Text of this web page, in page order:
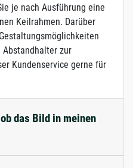
je nach Ausführung eine
Keilrahmen. Darüber
zur
Kundenservice gerne für
das Bild in meinen